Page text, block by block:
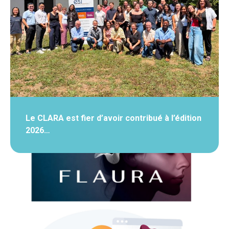
Le CLARA est fier d’avoir contribué à l’édition
2026…